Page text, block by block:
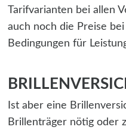
Tarifvarianten bei allen
auch noch die Preise
Bedingungen für
Ist aber eine
Brillenträger nötig oder